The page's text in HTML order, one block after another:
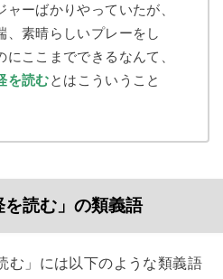
ーばかりやっていたが、
、素晴らしいプレーをし
ここまでできるなんて、
を読むとはこういうこと
を読む」の類義語
む」には以下のような類義語